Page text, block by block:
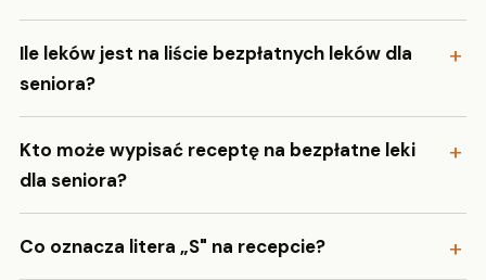
Ile leków jest na liście bezpłatnych leków dla
seniora?
Kto może wypisać receptę na bezpłatne leki
dla seniora?
Co oznacza litera „S" na recepcie?